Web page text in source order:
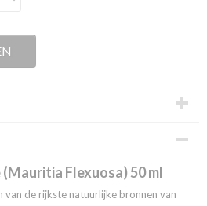
Flexuosa) 50 ml
van de rijkste natuurlijke bronnen van